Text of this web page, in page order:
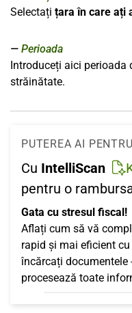
Selectați țara în care ați
Perioada
Introduceți aici perioada
străinătate.
PUTEREA AI
Cu IntelliScan
pentru o
Gata cu stresul fiscal!
Aflați cum să vă
rapid și mai eficient
încărcați documentele
procesează toate